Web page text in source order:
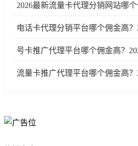
流量卡推广代理平台哪个佣金高